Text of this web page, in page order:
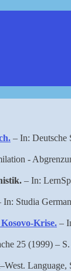
– In: Deutsche
-
– In:
In: Studia
Krise. –
25 (1999) –